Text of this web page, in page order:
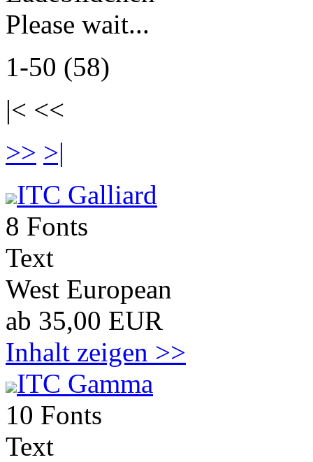
Please wait...
1-50 (58)
|< <<
>> >|
ITC Galliard
8 Fonts
Text
West European
ab 35,00 EUR
Inhalt zeigen >>
ITC Gamma
10 Fonts
Text